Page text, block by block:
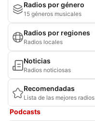
Radios por género
15 géneros musicales
Radios por regiones
Radios locales
Noticias
Radios noticiosas
Recomendadas
Lista de las mejores radios
Podcasts